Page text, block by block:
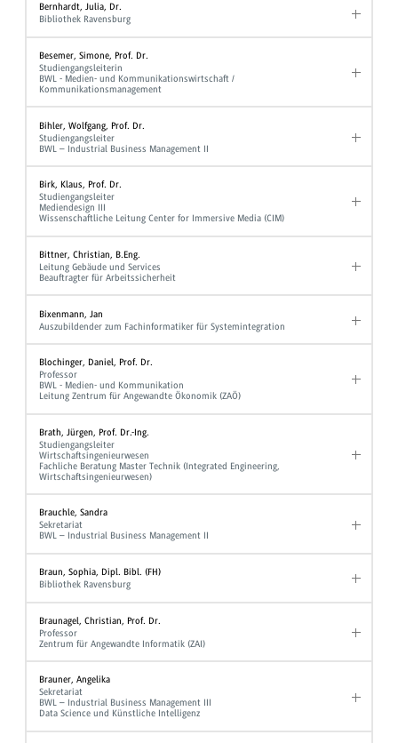
Bernhardt, Julia, Dr.
Bibliothek Ravensburg
Besemer, Simone, Prof. Dr.
Studiengangsleiterin
BWL - Medien- und Kommunikationswirtschaft /
Kommunikationsmanagement
Bihler, Wolfgang, Prof. Dr.
Studiengangsleiter
BWL – Industrial Business Management II
Birk, Klaus, Prof. Dr.
Studiengangsleiter
Mediendesign III
Wissenschaftliche Leitung Center for Immersive Media (CIM)
Bittner, Christian, B.Eng.
Leitung Gebäude und Services
Beauftragter für Arbeitssicherheit
Bixenmann, Jan
Auszubildender zum Fachinformatiker für Systemintegration
Blochinger, Daniel, Prof. Dr.
Professor
BWL - Medien- und Kommunikation
Leitung Zentrum für Angewandte Ökonomik (ZAÖ)
Brath, Jürgen, Prof. Dr.-Ing.
Studiengangsleiter
Wirtschaftsingenieurwesen
Fachliche Beratung Master Technik (Integrated Engineering,
Wirtschaftsingenieurwesen)
Brauchle, Sandra
Sekretariat
BWL – Industrial Business Management II
Braun, Sophia, Dipl. Bibl. (FH)
Bibliothek Ravensburg
Braunagel, Christian, Prof. Dr.
Professor
Zentrum für Angewandte Informatik (ZAI)
Brauner, Angelika
Sekretariat
BWL – Industrial Business Management III
Data Science und Künstliche Intelligenz